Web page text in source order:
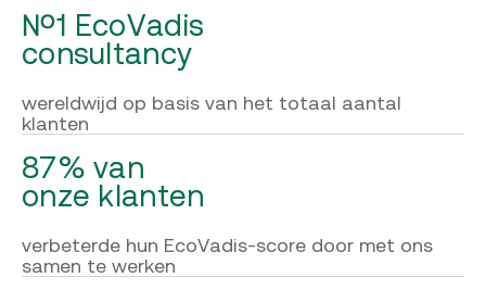
№1 EcoVadis
consultancy
wereldwijd op basis van het totaal aantal
klanten
87% van
onze klanten
verbeterde hun EcoVadis-score door met ons
samen te werken